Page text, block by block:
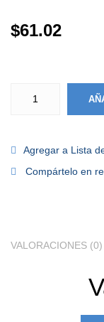
$61.02
Agregar a Lista
Compártelo en
VALORACIONES (0)